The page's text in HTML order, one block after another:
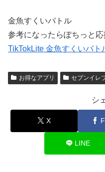
金魚すくいバトル
参考になったらぽちっと
TikTokLite 金魚すくいバト
お得なアプリ セブンイレ
シ
X
LINE